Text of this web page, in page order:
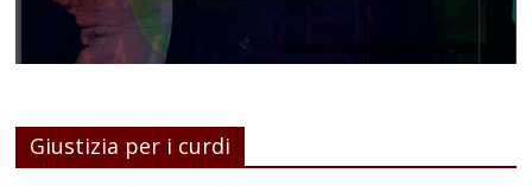
Giustizia per i curdi